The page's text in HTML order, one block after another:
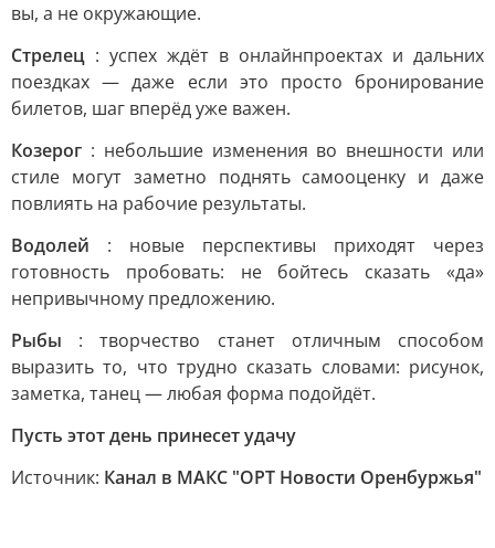
вы, а не окружающие.
Стрелец : успех ждёт в онлайнпроектах и дальних
поездках — даже если это просто бронирование
билетов, шаг вперёд уже важен.
Козерог : небольшие изменения во внешности или
стиле могут заметно поднять самооценку и даже
повлиять на рабочие результаты.
Водолей : новые перспективы приходят через
готовность пробовать: не бойтесь сказать «да»
непривычному предложению.
Рыбы : творчество станет отличным способом
выразить то, что трудно сказать словами: рисунок,
заметка, танец — любая форма подойдёт.
Пусть этот день принесет удачу
Источник: Канал в МАКС "ОРТ Новости Оренбуржья"